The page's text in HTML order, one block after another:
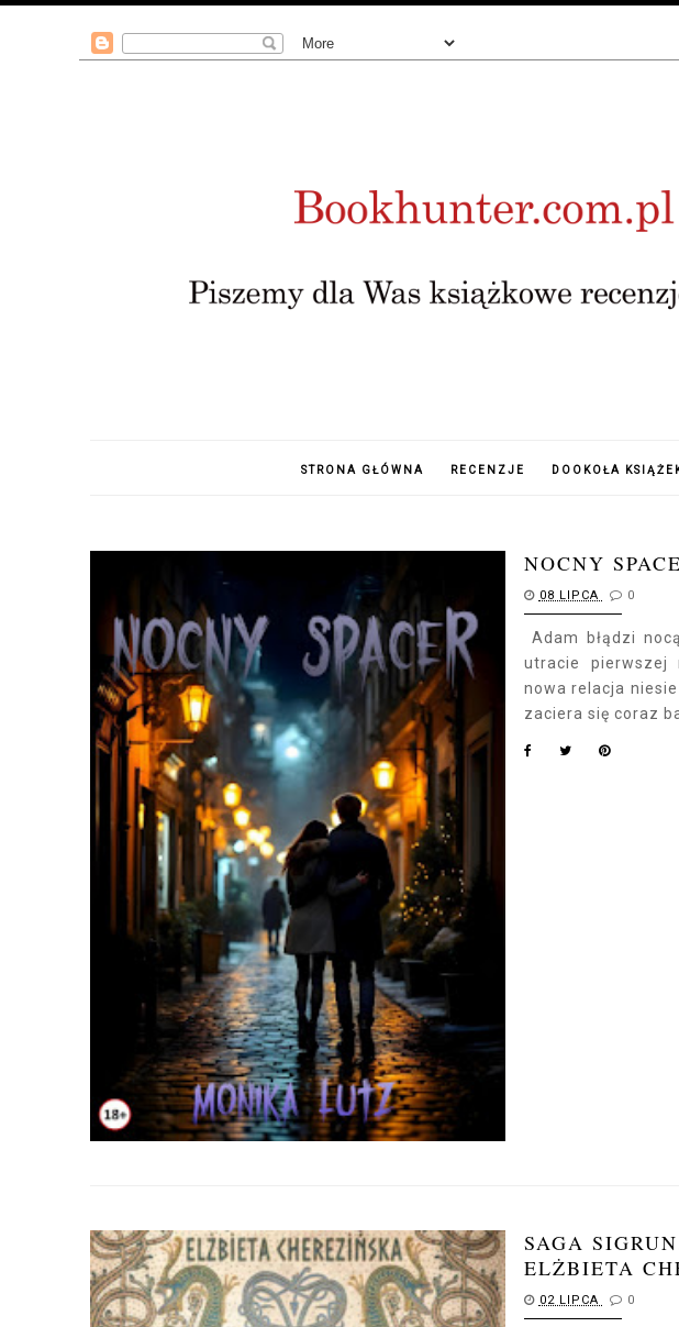
STRONA GŁÓWNA RECENZJE DOOKOŁA
NOCNY
08 LIPCA 0
Adam błądzi
utracie pierwszej
nowa relacja
zaciera się coraz
SAGA
ELŻBIETA
02 LIPCA 0